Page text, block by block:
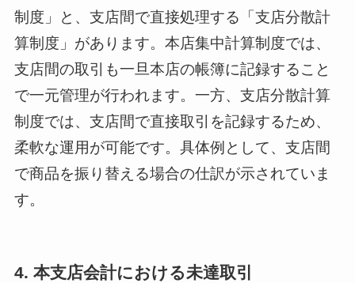
制度」と、支店間で直接処理する「支店分散計
算制度」があります。本店集中計算制度では、
支店間の取引も一旦本店の帳簿に記録すること
で一元管理が行われます。一方、支店分散計算
制度では、支店間で直接取引を記録するため、
柔軟な運用が可能です。具体例として、支店間
で商品を振り替える場合の仕訳が示されていま
す。
4. 本支店会計における未達取引